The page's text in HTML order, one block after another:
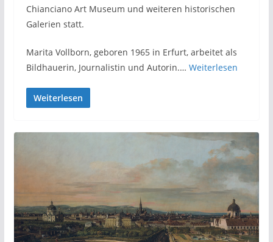
Chianciano Art Museum und weiteren historischen
Galerien statt.
Marita Vollborn, geboren 1965 in Erfurt, arbeitet als
Bildhauerin, Journalistin und Autorin.… Weiterlesen
Weiterlesen